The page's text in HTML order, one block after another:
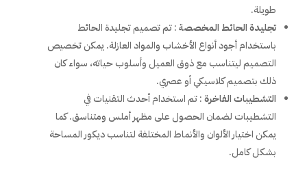
طويلة.
تجليدة الحائط المخصصة: تم تصميم تجليدة الحائط
باستخدام أجود أنواع الأخشاب والمواد العازلة. يمكن تخصيص
التصميم ليتناسب مع ذوق العميل وأسلوب حياته، سواء كان
ذلك بتصميم كلاسيكي أو عصري.
التشطيبات الفاخرة: تم استخدام أحدث التقنيات في
التشطيبات لضمان الحصول على مظهر أملس ومتناسق. كما
يمكن اختيار الألوان والأنماط المختلفة لتناسب ديكور المساحة
بشكل كامل.